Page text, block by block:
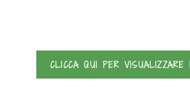
CLICCA QUI PER